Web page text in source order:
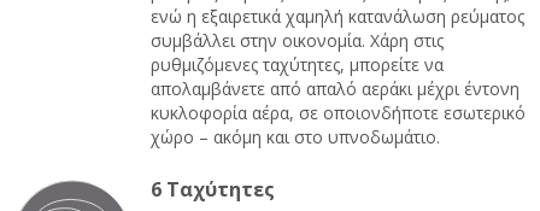
ενώ η εξαιρετικά χαμηλή κατανάλωση ρεύματος
συμβάλλει στην οικονομία. Χάρη στις
ρυθμιζόμενες ταχύτητες, μπορείτε να
απολαμβάνετε από απαλό αεράκι μέχρι έντονη
κυκλοφορία αέρα, σε οποιονδήποτε εσωτερικό
χώρο – ακόμη και στο υπνοδωμάτιο.
6 Ταχύτητες